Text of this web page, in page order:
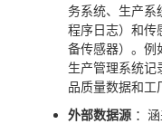
务系统、生产系
程序日志）和传
备传感器）。例
生产管理系统记
品质量数据和工
外部数据源 ：